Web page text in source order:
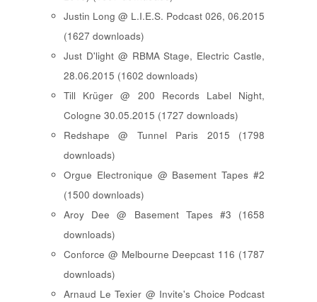
Justin Long @ L.I.E.S. Podcast 026, 06.2015
(1627 downloads)
Just D'light @ RBMA Stage, Electric Castle,
28.06.2015 (1602 downloads)
Till Krüger @ 200 Records Label Night,
Cologne 30.05.2015 (1727 downloads)
Redshape @ Tunnel Paris 2015 (1798
downloads)
Orgue Electronique @ Basement Tapes #2
(1500 downloads)
Aroy Dee @ Basement Tapes #3 (1658
downloads)
Conforce @ Melbourne Deepcast 116 (1787
downloads)
Arnaud Le Texier @ Invite's Choice Podcast